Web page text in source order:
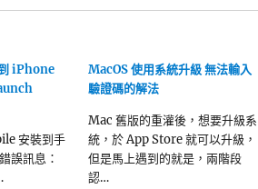
iPhone
安裝到手
誤訊息：
MacOS 使用系統升級 無法輸入
驗證碼的解法
Mac 舊版的重灌後，想要升級系
統，於 App Store 就可以升級，
但是馬上遇到的就是，兩階段
認…